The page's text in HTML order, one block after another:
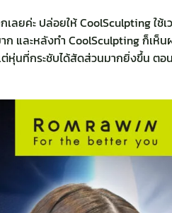
ยค่ะ ปล่อยให้ CoolSculpting ใช้
ก และหลังทำ CoolSculpting ก็เ
นที่กระชับได้สัดส่วนมากยิ่งขึ้น ตอ